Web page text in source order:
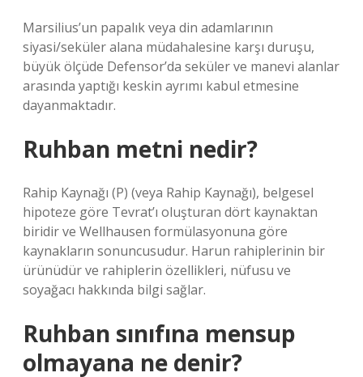
Marsilius’un papalık veya din adamlarının
siyasi/seküler alana müdahalesine karşı duruşu,
büyük ölçüde Defensor’da seküler ve manevi alanlar
arasında yaptığı keskin ayrımı kabul etmesine
dayanmaktadır.
Ruhban metni nedir?
Rahip Kaynağı (P) (veya Rahip Kaynağı), belgesel
hipoteze göre Tevrat’ı oluşturan dört kaynaktan
biridir ve Wellhausen formülasyonuna göre
kaynakların sonuncusudur. Harun rahiplerinin bir
ürünüdür ve rahiplerin özellikleri, nüfusu ve
soyağacı hakkında bilgi sağlar.
Ruhban sınıfına mensup
olmayana ne denir?